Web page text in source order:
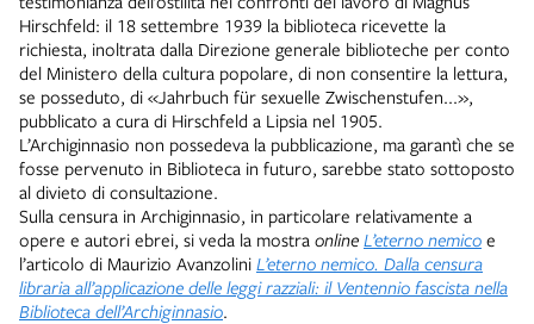
Hirschfeld: il 18 settembre 1939 la biblioteca ricevette la
richiesta, inoltrata dalla Direzione generale biblioteche per conto
del Ministero della cultura popolare, di non consentire la lettura,
se posseduto, di «Jahrbuch für sexuelle Zwischenstufen...»,
pubblicato a cura di Hirschfeld a Lipsia nel 1905.
L’Archiginnasio non possedeva la pubblicazione, ma garantì che se
fosse pervenuto in Biblioteca in futuro, sarebbe stato sottoposto
al divieto di consultazione.
Sulla censura in Archiginnasio, in particolare relativamente a
opere e autori ebrei, si veda la mostra online L’eterno nemico e
l’articolo di Maurizio Avanzolini L’eterno nemico. Dalla censura
libraria all’applicazione delle leggi razziali: il Ventennio fascista nella
Biblioteca dell’Archiginnasio.